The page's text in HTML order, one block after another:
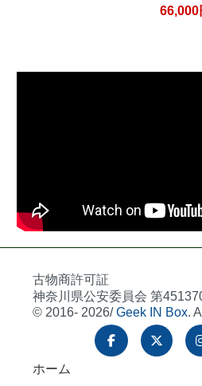
99,000
古物商許可証
神奈川県公安委員会 第
© 2016- 2026/Geek IN Box.
ホーム